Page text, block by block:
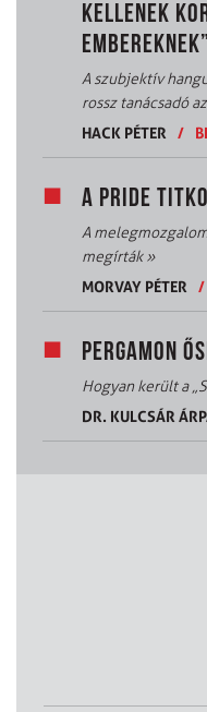
KELLENEK
A szubjektív
rossz tanácsadó
HACK PÉTER
/
A PRIDE
A
megírták»
MORVAY PÉTER
/
PERGAMON
Hogyan került a
DR. KULCSÁR